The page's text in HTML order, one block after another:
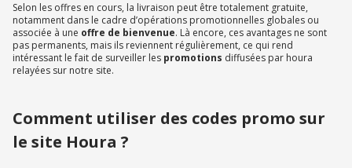
Selon les offres en cours, la livraison peut être totalement gratuite,
notamment dans le cadre d’opérations promotionnelles globales ou
associée à une offre de bienvenue. Là encore, ces avantages ne sont
pas permanents, mais ils reviennent régulièrement, ce qui rend
intéressant le fait de surveiller les promotions diffusées par houra
relayées sur notre site.
Comment utiliser des codes promo sur
le site Houra ?